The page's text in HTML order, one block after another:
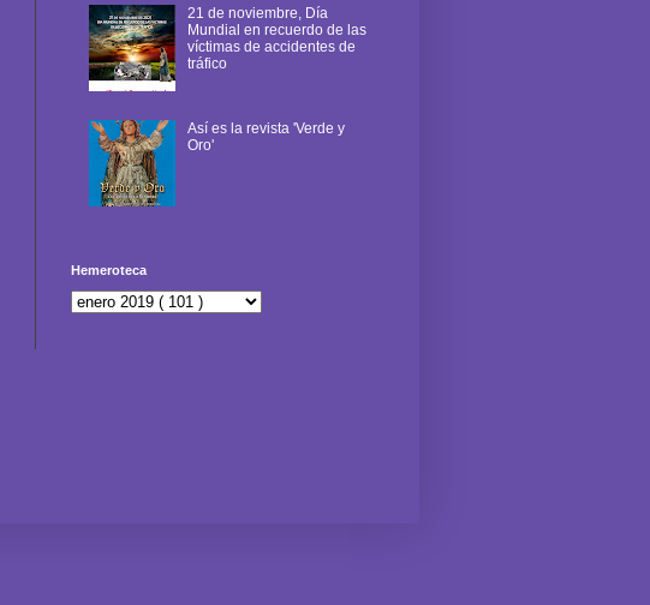
21 de noviembre, Día
Mundial en recuerdo de las
víctimas de accidentes de
tráfico
Así es la revista 'Verde y
Oro'
Hemeroteca